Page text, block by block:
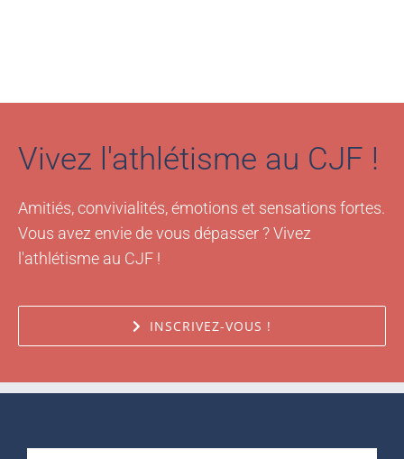
Vivez l'athlétisme au CJF !
Vous avez envie de vous dépasser ? Vivez
l'athlétisme au CJF !
INSCRIVEZ-VOUS !